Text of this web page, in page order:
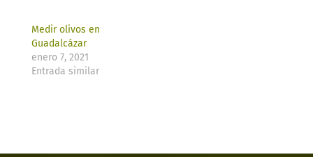
Medir olivos en
Guadalcázar
enero 7, 2021
Entrada similar